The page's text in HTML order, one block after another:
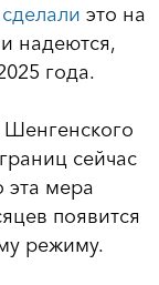
сделали это на
надеются,
года.
сейчас
эта мера
появится
режиму.